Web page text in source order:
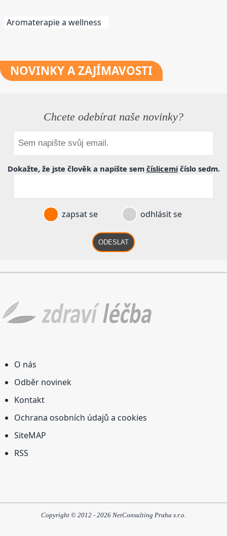
Aromaterapie a wellness
NOVINKYA ZAJÍMAVOSTI
Chcete odebírat naše novinky?
Dokažte, že jste člověk a napište sem číslicemičíslo sedm.
zapsat se odhlásit se
ODESLAT
O nás
Odběr novinek
Kontakt
Ochrana osobních údajů a cookies
SiteMAP
RSS
Copyright © 2012 - 2026 NetConsulting Praha s.r.o.